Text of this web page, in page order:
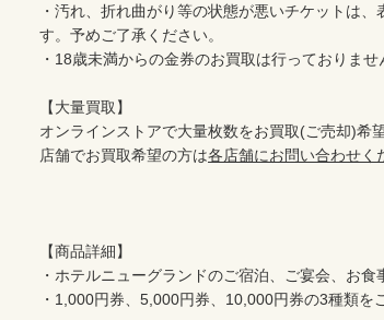
・汚れ、折れ曲がり等の状態が悪いチケットは
す。予めご了承ください。
・18歳未満からの金券のお買取は行っておりませ
【大量買取】
オンラインストアで大量枚数をお買取(ご売却)希
店舗でお買取希望の方は各店舗にお問い合わせく
【商品詳細】
・ホテルニューグランドのご宿泊、ご宴会、お
・1,000円券、5,000円券、10,000円券の3種類を